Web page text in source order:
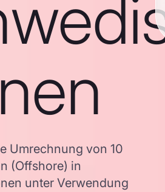
Umrechnung von 10
(Offshore) in
unter Verwendung